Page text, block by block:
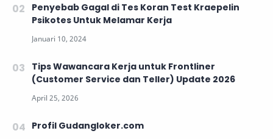
Penyebab Gagal di Tes Koran Test Kraepelin
Psikotes Untuk Melamar Kerja
Tips Wawancara Kerja untuk Frontliner
(Customer Service dan Teller) Update 2026
Profil Gudangloker.com